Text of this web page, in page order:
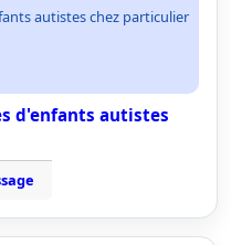
autistes chez particulier
d'enfants autistes